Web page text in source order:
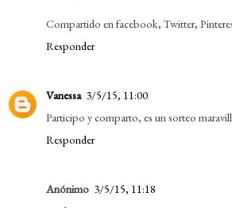
Compartido en facebook, Twitter,
Responder
Vanessa 3/5/15, 11:00
Participo y comparto, es un sorteo
Responder
Anónimo 3/5/15, 11:18